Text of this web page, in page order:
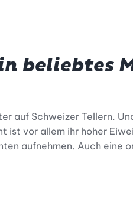
beliebtes
auf Schweizer Tellern.
ist vor allem ihr hoher
aufnehmen. Auch eine